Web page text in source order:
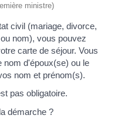
ministre)
civil (mariage, divorce,
nom), vous pouvez
carte de séjour. Vous
nom d'époux(se) ou le
nom et prénom(s).
pas obligatoire.
démarche ?